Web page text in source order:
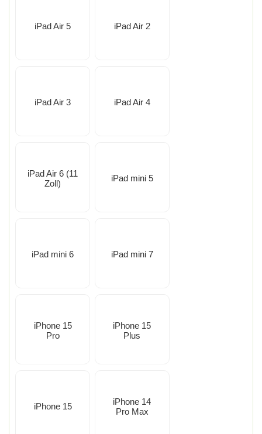
iPad Air 5 iPad Air 2
iPad Air 3 iPad Air 4
iPad Air 6 (11
Zoll)
iPad mini 5
iPad mini 6 iPad mini 7
iPhone 15
Pro
iPhone 15
Plus
iPhone 15
iPhone 14
Pro Max